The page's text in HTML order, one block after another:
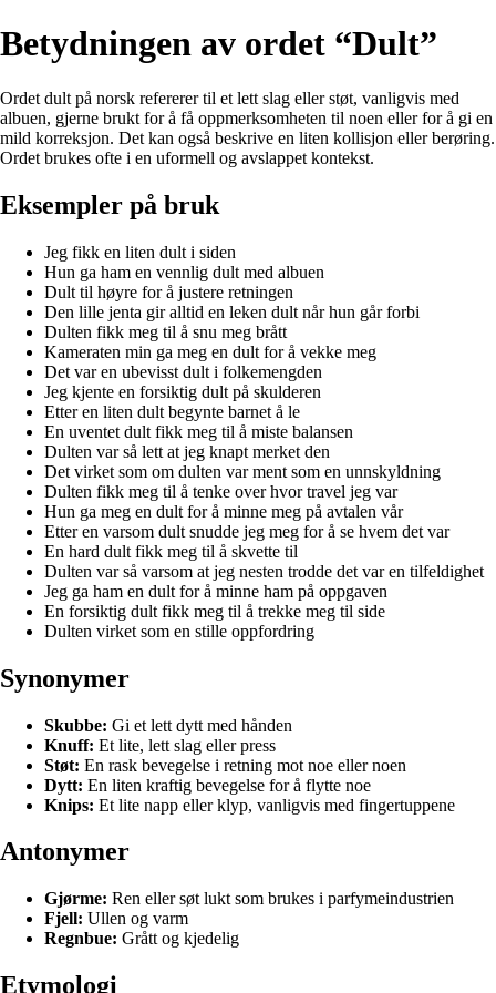
Betydningen av ordet “Dult”
Ordet dult på norsk refererer til et lett slag eller støt, vanligvis med
albuen, gjerne brukt for å få oppmerksomheten til noen eller for å gi en
mild korreksjon. Det kan også beskrive en liten kollisjon eller berøring.
Ordet brukes ofte i en uformell og avslappet kontekst.
Eksempler på bruk
Jeg fikk en liten dult i siden
Hun ga ham en vennlig dult med albuen
Dult til høyre for å justere retningen
Den lille jenta gir alltid en leken dult når hun går forbi
Dulten fikk meg til å snu meg brått
Kameraten min ga meg en dult for å vekke meg
Det var en ubevisst dult i folkemengden
Jeg kjente en forsiktig dult på skulderen
Etter en liten dult begynte barnet å le
En uventet dult fikk meg til å miste balansen
Dulten var så lett at jeg knapt merket den
Det virket som om dulten var ment som en unnskyldning
Dulten fikk meg til å tenke over hvor travel jeg var
Hun ga meg en dult for å minne meg på avtalen vår
Etter en varsom dult snudde jeg meg for å se hvem det var
En hard dult fikk meg til å skvette til
Dulten var så varsom at jeg nesten trodde det var en tilfeldighet
Jeg ga ham en dult for å minne ham på oppgaven
En forsiktig dult fikk meg til å trekke meg til side
Dulten virket som en stille oppfordring
Synonymer
Skubbe: Gi et lett dytt med hånden
Knuff: Et lite, lett slag eller press
Støt: En rask bevegelse i retning mot noe eller noen
Dytt: En liten kraftig bevegelse for å flytte noe
Knips: Et lite napp eller klyp, vanligvis med fingertuppene
Antonymer
Gjørme: Ren eller søt lukt som brukes i parfymeindustrien
Fjell: Ullen og varm
Regnbue: Grått og kjedelig
Etymologi